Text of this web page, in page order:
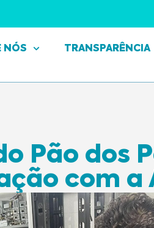
NÓS TRANSPARÊNCIA
Pão dos
com a